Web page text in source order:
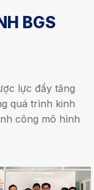
BGS
lực đẩy tăng
quá trình kinh
công mô hình